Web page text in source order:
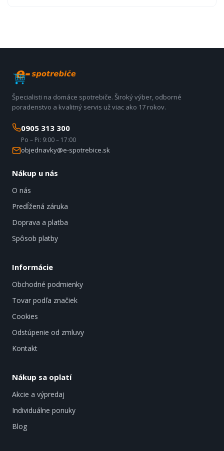
Špecialisti na domáce spotrebiče. Široký výber, odborné
poradenstvo a kvalitný servis už viac ako 17 rokov.
0905 313 300
Po – Pi: 9:00 – 17:00
objednavky@e-spotrebice.sk
Nákup u nás
O nás
Predĺžená záruka
Doprava a platba
Spôsob platby
Informácie
Obchodné podmienky
Tovar podľa značiek
Cookies
Odstúpenie od zmluvy
Kontakt
Nákup sa oplatí
Akcie a výpredaj
Individuálne ponuky
Blog